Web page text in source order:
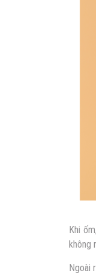
Khi
không
Ngoài